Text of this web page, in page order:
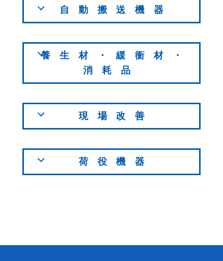
自動搬送機器
養生材・緩衝材・
消耗品
現場改善
荷役機器